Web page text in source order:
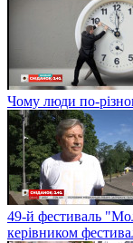
Чому люди по-
49-й фестиваль
керівником